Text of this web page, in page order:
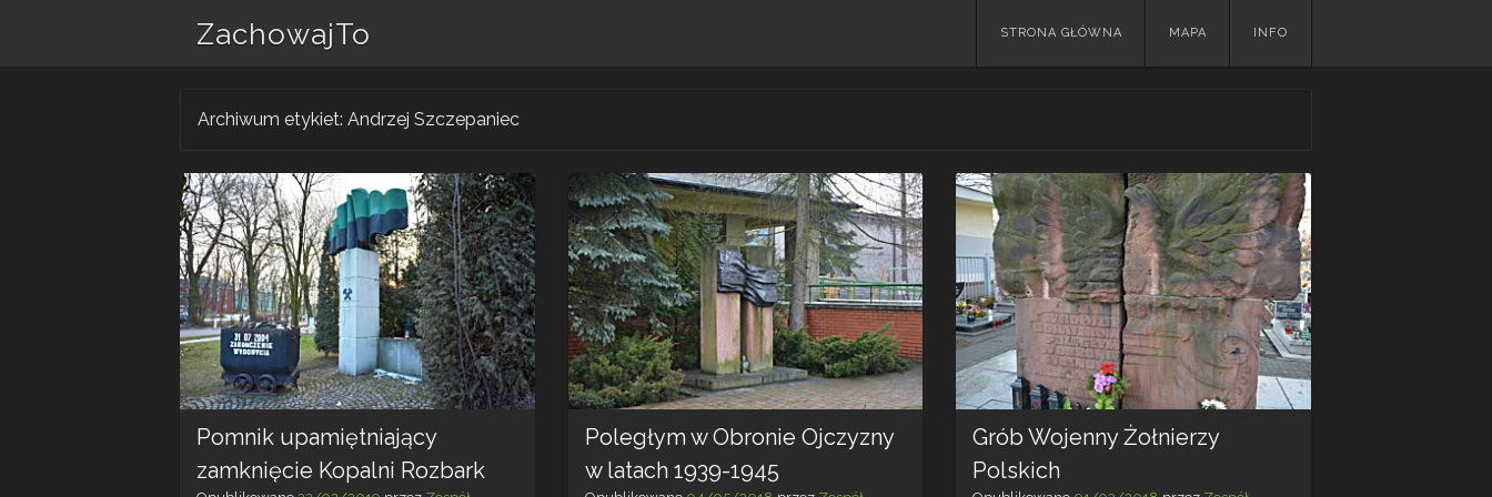
ZachowajTo
Skip
STRONA GŁÓWNA MAPA INFO
Archiwum etykiet: Andrzej Szczepaniec
Pomnik upamiętniający
zamknięcie Kopalni Rozbark
Poległym w Obronie Ojczyzny
w latach 1939-1945
Grób Wojenny Żołnierzy
Polskich